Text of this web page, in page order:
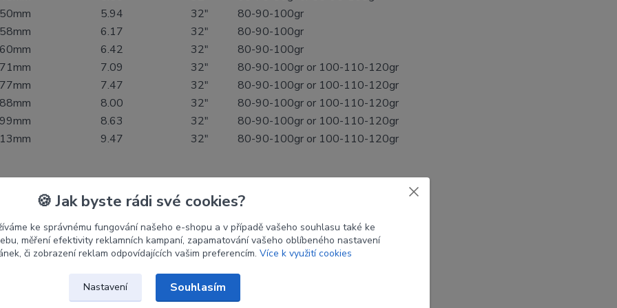
5.94 32"
80-90-100gr
6.17 32"
80-90-100gr
6.42 32"
80-90-100gr
7.09 32"
80-90-100gr or 100-110-120gr
7.47 32"
80-90-100gr or 100-110-120gr
8.00 32"
80-90-100gr or 100-110-120gr
8.63 32"
80-90-100gr or 100-110-120gr
9.47 32" 80-90-100gr or 100-110-120gr
500
🍪 Jak byste rádi své cookies?
ke správnému fungování našeho e-shopu a v případě vašeho souhlasu také ke
měření efektivity reklamních kampaní, zapamatování vašeho oblíbeného nastavení
či zobrazení reklam odpovídajících vašim preferencím. Více k využití cookies
Nastavení Souhlasím